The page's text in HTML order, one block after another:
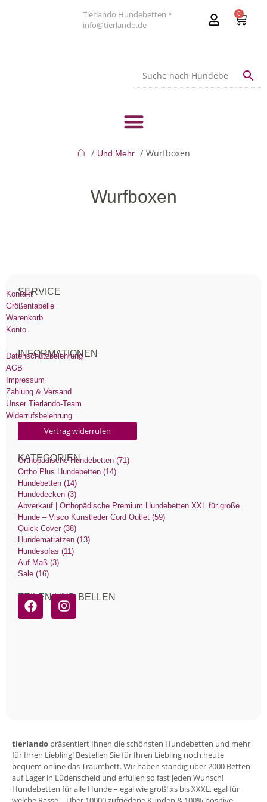
Tierlando Hundebetten *
info@tierlando.de
0
⌂ Und Mehr Wurfboxen
Wurfboxen
SERVICE
Kontakt
Größentabelle
Warenkorb
Konto
INFORMATIONEN
Datenschutzbelehrung
AGB
Impressum
Zahlung & Versand
Unser Tierlando-Team
Widerrufsbelehrung
Vertrag widerrufen
KATEGORIEN
Orthopädische Hundebetten (71)
Ortho Plus Hundebetten (14)
Hundebetten (14)
Hundedecken (3)
Abverkauf | Orthopädische Premium Hundebetten XXL für große
Hunde – Visco Kunstleder Cord Outlet (59)
Quick-Cover (38)
Hundematratzen (13)
Hundesofas (11)
Auf Maß (3)
Sale (16)
TEILEN UND BELLEN
tierlando präsentiert Ihnen die schönsten Hundebetten und mehr
für Ihren Liebling! Bestellen Sie für Ihren Liebling noch heute
bequem online das Traumbett. Wir haben ständig über 2000 Betten
auf Lager in Lüdenscheid und erfüllen so fast jeden Wunsch!
Hundebetten für alle Hunde – egal wie groß! xs bis XXXL, egal für